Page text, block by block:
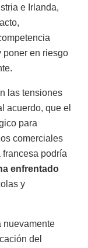
e Irlanda,
poner en riesgo
las tensiones
acuerdo, que el
para
comerciales
podría
enfrentado
y
nuevamente
del